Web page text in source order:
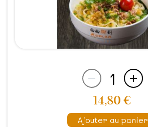
1
14,80 €
Ajouter au panier